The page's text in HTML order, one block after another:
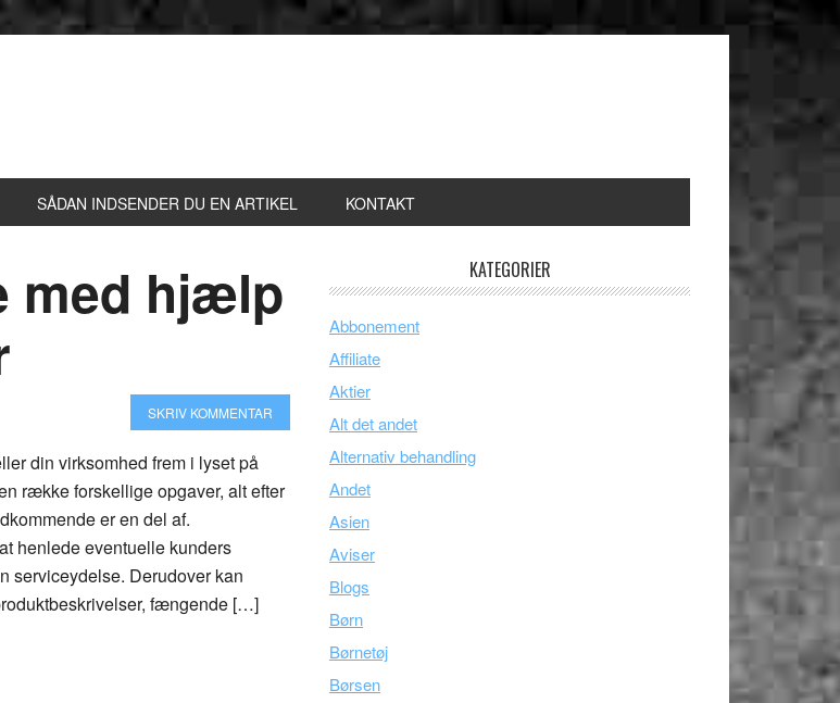
SÅDAN INDSENDER DU EN ARTIKEL KONTAKT
med hjælp
SKRIV KOMMENTAR
din virksomhed frem i lyset på
række forskellige opgaver, alt efter
er en del af.
henlede eventuelle kunders
serviceydelse. Derudover kan
fængende […]
KATEGORIER
Abbonement
Affiliate
Aktier
Alt det andet
Alternativ behandling
Andet
Asien
Aviser
Blogs
Børn
Børnetøj
Børsen